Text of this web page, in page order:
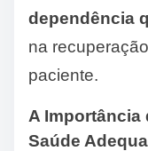
dependência
na
paciente.
A Importância
Saúde